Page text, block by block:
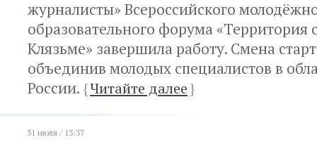
журналисты» Всероссийского
образовательного форума «Территория
Клязьме» завершила работу. Смена
объединив молодых специалистов в
России. {Читайте далее}
31 июля / 13:37